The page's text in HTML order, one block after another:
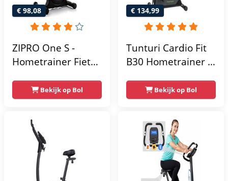
€ 98,08
ZIPRO One S -
Hometrainer Fiets -
Magnetische Fiets -
Hartslagsensoren -
Gemakkelijk te
transporteren -
Antislippedalen -
Homegym -
Stabiele structuur -
Bekijk op Bol
€ 134,99
Tunturi Cardio Fit
B30 Hometrainer -
weerstandsniveaus
- Tablethouder -
Hartslagfunctie en
transportwielen
Bekijk op Bol